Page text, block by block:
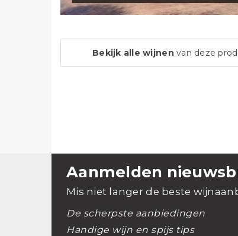
Bekijk alle wijnen van deze
Aanmelden
Mis niet langer de beste
De scherpste aanbiedingen
Handige wijn en spijs tips